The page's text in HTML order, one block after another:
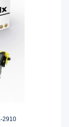
2910